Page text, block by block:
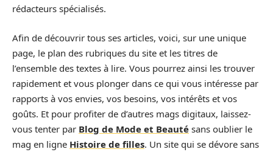
rédacteurs spécialisés.
Afin de découvrir tous ses articles, voici, sur une unique
page, le plan des rubriques du site et les titres de
l’ensemble des textes à lire. Vous pourrez ainsi les trouver
rapidement et vous plonger dans ce qui vous intéresse par
rapports à vos envies, vos besoins, vos intérêts et vos
goûts. Et pour profiter de d’autres mags digitaux, laissez-
vous tenter par Blog de Mode et Beauté sans oublier le
mag en ligne Histoire de filles. Un site qui se dévore sans